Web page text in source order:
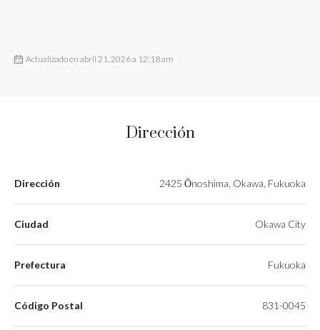
Actualizado en abril 21, 2026 a 12:18 am
Dirección
Dirección 2425 Ōnoshima, Okawa, Fukuoka
Ciudad Okawa City
Prefectura Fukuoka
Código Postal 831-0045